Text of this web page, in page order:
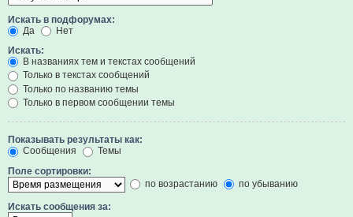
Искать в подфорумах:
Да
Нет
Искать:
В названиях тем и текстах сообщений
Только в текстах сообщений
Только по названию темы
Только в первом сообщении темы
Показывать результаты как:
Сообщения
Темы
Поле сортировки:
по возрастанию
по убыванию
Искать сообщения за: